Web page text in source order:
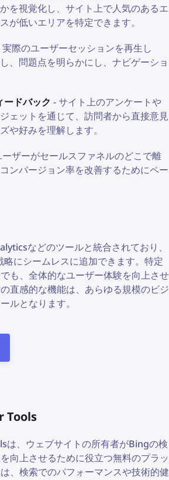
を視覚化し、サイト上で人気のあるエ
が低いエリアを特定できます。
実際のユーザーセッションを再生し
、問題点を明らかにし、ナビゲーショ
ードバック - サイト上のアンケートや
ェットを通じて、訪問者から直接意見
や好みを理解します。
ザーがセールスファネルのどこで離
ンバージョン率を改善するためにペー
などのツールと統合されており、
にシームレスに追加できます。特定
も、全体的なユーザー体験を向上させ
直感的な機能は、あらゆる規模のビジ
ルとなります。
Tools
は、ウェブサイトの所有者がBingの検
向上させるために役立つ無料のプラッ
、検索でのパフォーマンスや技術的健